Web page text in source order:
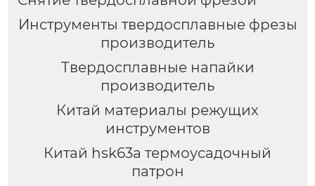
Инструменты твердосплавные фрезы
производитель
Твердосплавные напайки
производитель
Китай материалы режущих
инструментов
Китай hsk63a термоусадочный
патрон